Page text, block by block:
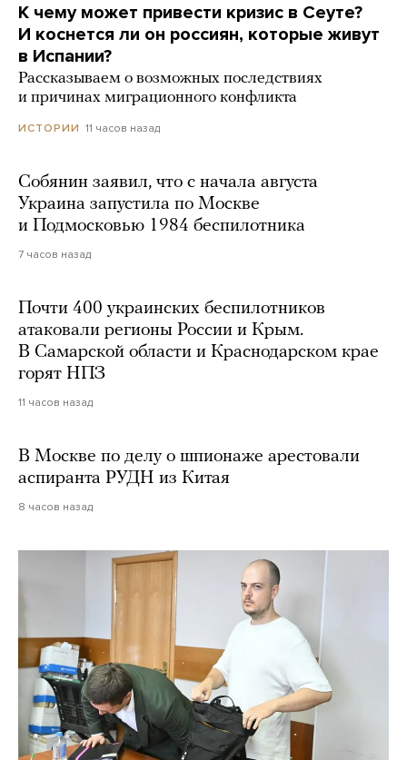
К чему может привести кризис в Сеуте?
И коснется ли он россиян, которые живут
в Испании?
Рассказываем о возможных последствиях
и причинах миграционного конфликта
ИСТОРИИ 11 часов назад
Собянин заявил, что с начала августа
Украина запустила по Москве
и Подмосковью 1984 беспилотника
7 часов назад
Почти 400 украинских беспилотников
атаковали регионы России и Крым.
В Самарской области и Краснодарском крае
горят НПЗ
11 часов назад
В Москве по делу о шпионаже арестовали
аспиранта РУДН из Китая
8 часов назад